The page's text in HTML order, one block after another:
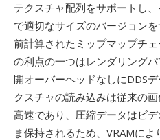
テクスチャ配列をサポートし
で適切なサイズのバージョン
前計算されたミップマップチ
の利点の一つはレンダリング
開オーバーヘッドなしにDDS
クスチャの読み込みは従来の
高速であり、圧縮データはビ
ま保持されるため、VRAMに